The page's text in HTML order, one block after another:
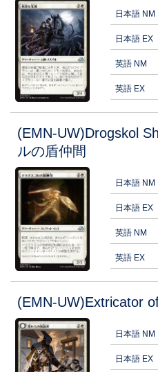
日本語 NM
日本語 EX
英語 NM
英語 EX
(EMN-UW)Drogskol
ルの盾仲間
日本語 NM
日本語 EX
英語 NM
英語 EX
(EMN-UW)Extricator
日本語 NM
日本語 EX